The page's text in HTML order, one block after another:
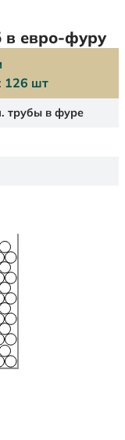
евро-фуру
126 шт
трубы в фуре